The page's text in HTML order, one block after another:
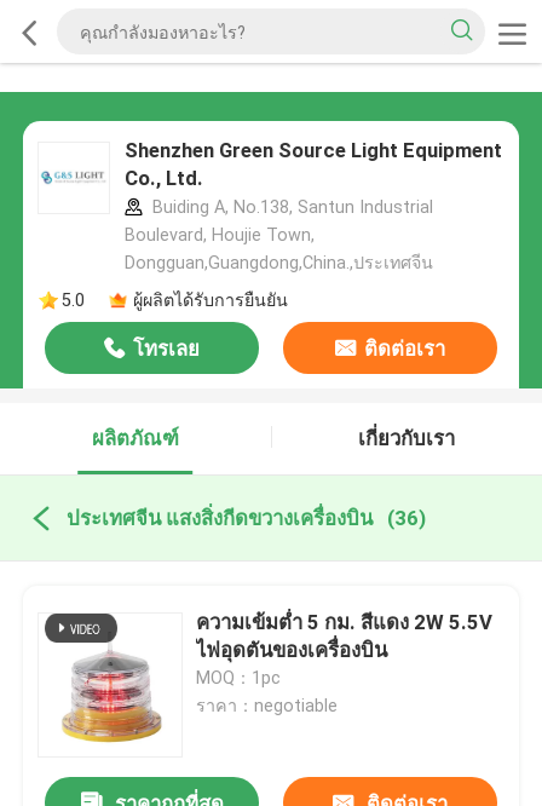
Shenzhen Green Source Light Equipment
Co., Ltd.
Buiding A, No.138, Santun Industrial
Boulevard, Houjie Town,
Dongguan,Guangdong,China.,ประเทศจีน
5.0
ผู้ผลิตได้รับการยืนยัน
โทรเลย ติดต่อเรา
ผลิตภัณฑ์ เกี่ยวกับเรา
ประเทศจีน แสงสิ่งกีดขวางเครื่องบิน (36)
ความเข้มต่ำ 5 กม. สีแดง 2W 5.5V
ไฟอุดตันของเครื่องบิน
MOQ：1pc
ราคา：negotiable